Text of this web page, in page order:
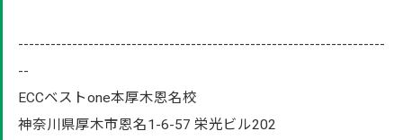
--------------------------------------------------------------------
--
ECCベストone本厚木恩名校
神奈川県厚木市恩名1-6-57 栄光ビル202